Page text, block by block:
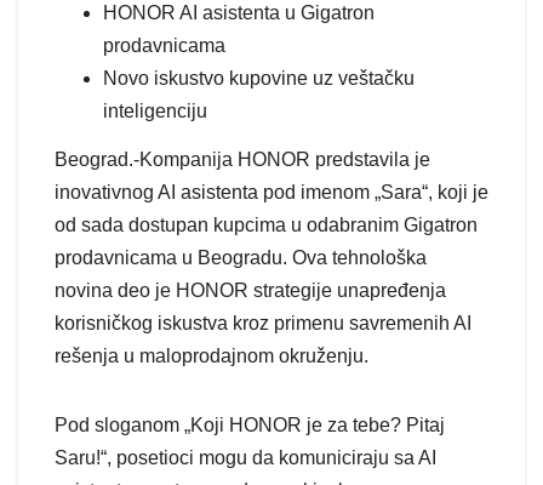
HONOR AI asistenta u Gigatron
prodavnicama
Novo iskustvo kupovine uz veštačku
inteligenciju
Beograd.-Kompanija HONOR predstavila je
inovativnog AI asistenta pod imenom „Sara“, koji je
od sada dostupan kupcima u odabranim Gigatron
prodavnicama u Beogradu. Ova tehnološka
novina deo je HONOR strategije unapređenja
korisničkog iskustva kroz primenu savremenih AI
rešenja u maloprodajnom okruženju.
Pod sloganom „Koji HONOR je za tebe? Pitaj
Saru!“, posetioci mogu da komuniciraju sa AI